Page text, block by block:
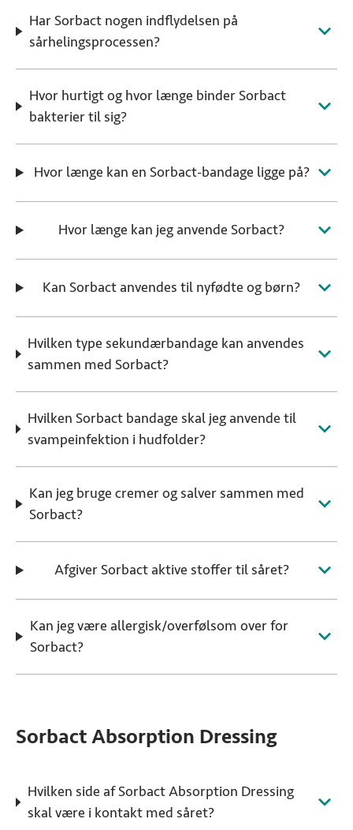
Har Sorbact nogen indflydelsen på
sårhelingsprocessen?
Hvor hurtigt og hvor længe binder Sorbact
bakterier til sig?
Hvor længe kan en Sorbact-bandage ligge på?
Hvor længe kan jeg anvende Sorbact?
Kan Sorbact anvendes til nyfødte og børn?
Hvilken type sekundærbandage kan anvendes
sammen med Sorbact?
Hvilken Sorbact bandage skal jeg anvende til
svampeinfektion i hudfolder?
Kan jeg bruge cremer og salver sammen med
Sorbact?
Afgiver Sorbact aktive stoffer til såret?
Kan jeg være allergisk/overfølsom over for
Sorbact?
Sorbact Absorption Dressing
Hvilken side af Sorbact Absorption Dressing
skal være i kontakt med såret?